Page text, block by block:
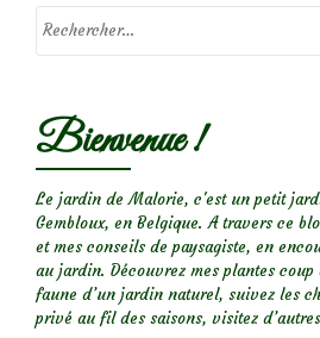
l’entretien
Bienvenue !
Le jardin de Malorie, c'est un petit
Gembloux, en Belgique. A travers ce
et mes conseils de paysagiste, en
au jardin. Découvrez mes plantes
faune d’un jardin naturel, suivez les
privé au fil des saisons, visitez